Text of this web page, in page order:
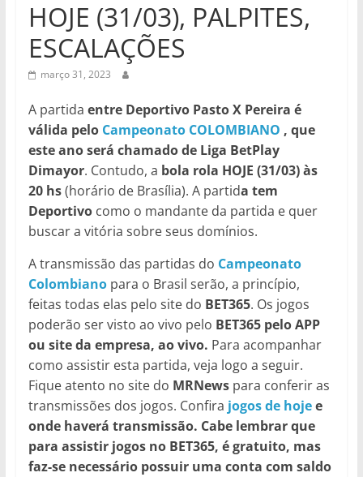
HOJE (31/03), PALPITES,
ESCALAÇÕES
março 31, 2023
A partida entre Deportivo Pasto X Pereira é
válida pelo Campeonato COLOMBIANO , que
este ano será chamado de Liga BetPlay
Dimayor. Contudo, a bola rola HOJE (31/03) às
20 hs(horário de Brasília). A partida tem
Deportivo como o mandante da partida e quer
buscar a vitória sobre seus domínios.
A transmissão das partidas do Campeonato
Colombiano para o Brasil serão, a princípio,
feitas todas elas pelo site do BET365. Os jogos
poderão ser visto ao vivo pelo BET365 pelo APP
ou site da empresa, ao vivo. Para acompanhar
como assistir esta partida, veja logo a seguir.
Fique atento no site do MRNewspara conferir as
transmissões dos jogos. Confira jogos de hojee
onde haverá transmissão. Cabe lembrar que
para assistir jogos no BET365, é gratuito, mas
faz-se necessário possuir uma conta com saldo